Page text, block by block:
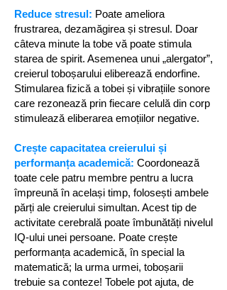
Reduce stresul: Poate ameliora
frustrarea, dezamăgirea și stresul. Doar
câteva minute la tobe vă poate stimula
starea de spirit. Asemenea unui „alergator”,
creierul toboșarului eliberează endorfine.
Stimularea fizică a tobei și vibrațiile sonore
care rezonează prin fiecare celulă din corp
stimulează eliberarea emoțiilor negative.
Crește capacitatea creierului și
performanța academică: Coordonează
toate cele patru membre pentru a lucra
împreună în același timp, folosești ambele
părți ale creierului simultan. Acest tip de
activitate cerebrală poate îmbunătăți nivelul
IQ-ului unei persoane. Poate crește
performanța academică, în special la
matematică; la urma urmei, toboșarii
trebuie sa conteze! Tobele pot ajuta, de